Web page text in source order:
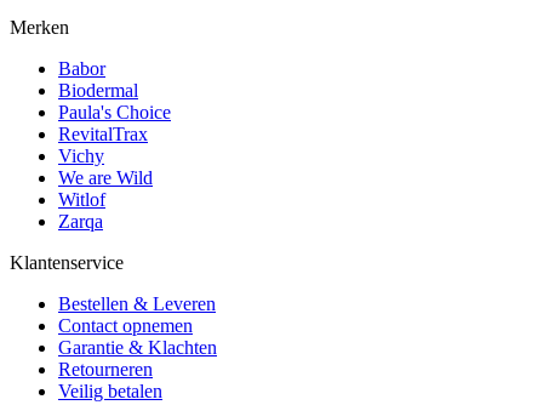
Merken
Babor
Biodermal
Paula's Choice
RevitalTrax
Vichy
We are Wild
Witlof
Zarqa
Klantenservice
Bestellen & Leveren
Contact opnemen
Garantie & Klachten
Retourneren
Veilig betalen